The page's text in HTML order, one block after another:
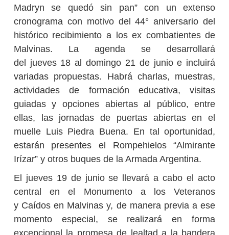
Madryn se quedó sin pan” con un extenso
cronograma con motivo del 44° aniversario del
histórico recibimiento a los ex combatientes de
Malvinas. La agenda se desarrollará
del jueves 18 al domingo 21 de junio e incluirá
variadas propuestas. Habrá charlas, muestras,
actividades de formación educativa, visitas
guiadas y opciones abiertas al público, entre
ellas, las jornadas de puertas abiertas en el
muelle Luis Piedra Buena. En tal oportunidad,
estarán presentes el Rompehielos “Almirante
Irízar” y otros buques de la Armada Argentina.
El jueves 19 de junio se llevará a cabo el acto
central en el Monumento a los Veteranos
y Caídos en Malvinas y, de manera previa a ese
momento especial, se realizará en forma